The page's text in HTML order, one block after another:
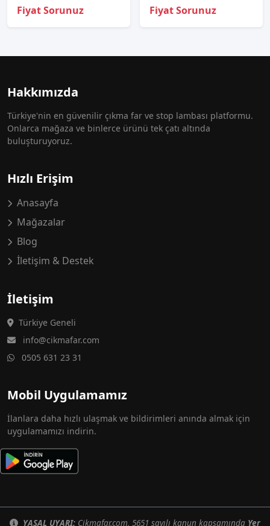
Fiyat Sorunuz Fiyat Sorunuz
Hakkımızda
Türkiye'nin en güvenilir çıkma far ve stop lambası platformu.
Onlarca mağaza ve binlerce ürünü tek çatı altında
buluşturuyoruz.
Hızlı Erişim
Anasayfa
Mağazalar
Blog
İletişim & Destek
İletişim
Türkiye Geneli
info@cikmafar.com
0505 631 23 31
Mobil Uygulamamız
İlanlara daha hızlı ulaşmak ve bildirimleri anında almak için
uygulamamızı indirin.
YASAL UYARI: Cikmafar.com, 5651 sayılı kanun kapsamında Yer